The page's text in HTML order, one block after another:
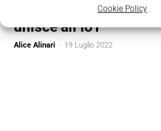
Cookie Policy
AIoT, quando
unisce all’IoT
Alice Alinari - 19 Luglio 2022